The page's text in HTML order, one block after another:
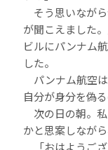
そう思いなが
が聞こえました
ビルにパンナム
した。
パンナム航空
自分が身分を偽
次の日の朝。
かと思案しなが
「おはようご